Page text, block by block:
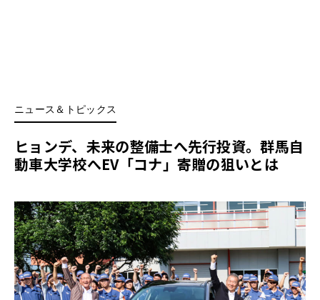
ニュース＆トピックス
ヒョンデ、未来の整備士へ先行投資。群馬自
動車大学校へEV「コナ」寄贈の狙いとは